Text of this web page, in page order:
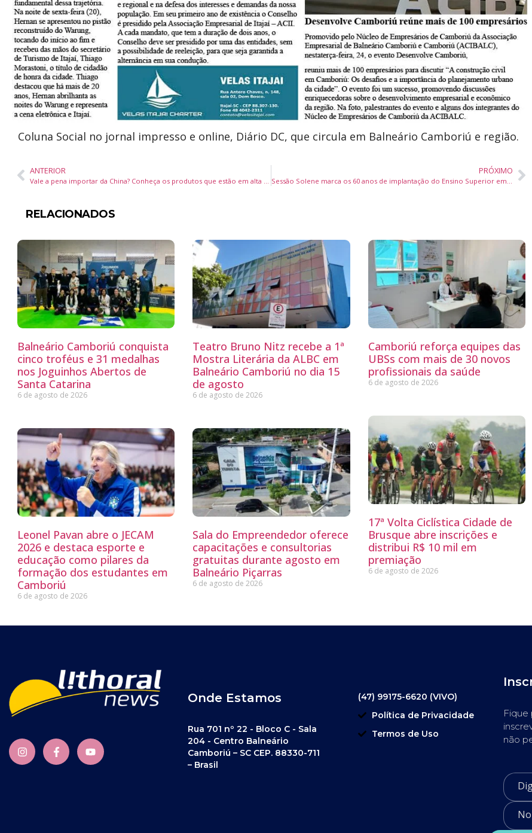
Coluna Social no jornal impresso e online, Diário DC, que circula em Balneário Camboriú e região.
ANTERIOR PRÓXIMO
RELACIONADOS
Balneário Camboriú conquista
cinco troféus e 31 medalhas
nos Joguinhos Abertos de
Santa Catarina
6 de agosto de 2026
Teatro Bruno Nitz recebe a 1ª
Mostra Literária da ALBC em
Balneário Camboriú no dia 15
de agosto
6 de agosto de 2026
Camboriú reforça equipes das
UBSs com mais de 30 novos
profissionais da saúde
6 de agosto de 2026
Leonel Pavan abre o JECAM
2026 e destaca esporte e
educação como pilares da
formação dos estudantes em
Camboriú
6 de agosto de 2026
Sala do Empreendedor oferece
capacitações e consultorias
gratuitas durante agosto em
Balneário Piçarras
6 de agosto de 2026
17ª Volta Ciclística Cidade de
Brusque abre inscrições e
distribui R$ 10 mil em
premiação
6 de agosto de 2026
Onde Estamos
Rua 701 nº 22 - Bloco C - Sala
204 - Centro Balneário
Camboriú – SC CEP. 88330-711
– Brasil
(47) 99175-6620 (VIVO)
Política de Privacidade
Termos de Uso
Fique
não